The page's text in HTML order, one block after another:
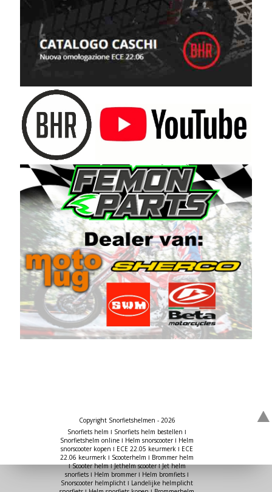
Copyright Snorfietshelmen - 2026
Snorfiets helm ǀ Snorfiets helm bestellen ǀ
Snorfietshelm online ǀ Helm snorscooter ǀ Helm
snorscooter kopen ǀ ECE 22.05 keurmerk ǀ ECE
22.06 keurmerk ǀ Scooterhelm ǀ Brommer helm
ǀ Scooter helm ǀ Jethelm scooter ǀ Jet helm
snorfiets ǀ Helm brommer ǀ Helm bromfiets ǀ
Snorscooter helmplicht ǀ Landelijke helmplicht